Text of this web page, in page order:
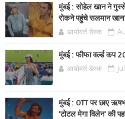
मुंबई : सोहेल खान ने गुस्से
रोकने पहुंचे सलमान
आर्यावर्त डेस्क
मुंबई : फीफा वर्ल्ड कप
आर्यावर्त डेस्क
मुंबई : OTT पर छाए
'टोटल मेगा विलेन' की